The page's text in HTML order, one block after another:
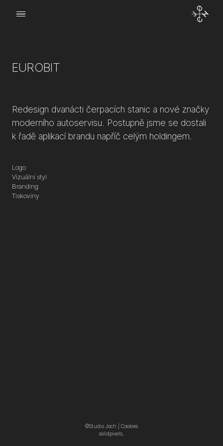
Menu
EUROBIT
Redesign dvanácti čerpacích stanic a nové značky
moderního autoservisu. Postupně jsme se dostali
k řadě aplikací brandu napříč celým holdingem.
Logo
Vizuální styl
Branding
Tiskoviny
©Studio Joch | Cookies
solidpixels.